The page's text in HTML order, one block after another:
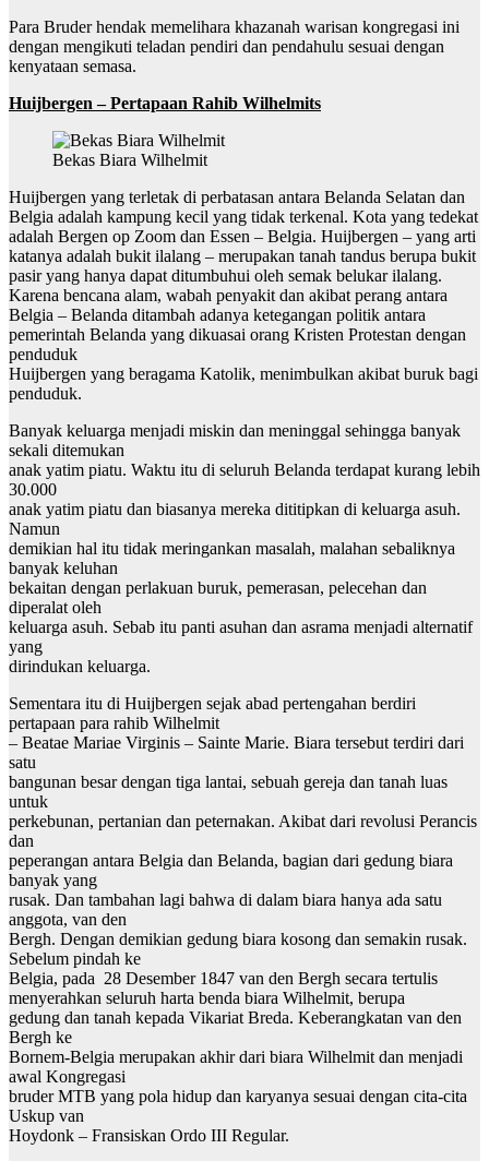
Para Bruder hendak memelihara khazanah warisan kongregasi ini
dengan mengikuti teladan pendiri dan pendahulu sesuai dengan
kenyataan semasa.
Huijbergen – Pertapaan Rahib Wilhelmits
Bekas Biara Wilhelmit
Huijbergen yang terletak di perbatasan antara Belanda Selatan dan
Belgia adalah kampung kecil yang tidak terkenal. Kota yang tedekat
adalah Bergen op Zoom dan Essen – Belgia. Huijbergen – yang arti
katanya adalah bukit ilalang – merupakan tanah tandus berupa bukit
pasir yang hanya dapat ditumbuhui oleh semak belukar ilalang.
Karena bencana alam, wabah penyakit dan akibat perang antara
Belgia – Belanda ditambah adanya ketegangan politik antara
pemerintah Belanda yang dikuasai orang Kristen Protestan dengan
penduduk
Huijbergen yang beragama Katolik, menimbulkan akibat buruk bagi
penduduk.
Banyak keluarga menjadi miskin dan meninggal sehingga banyak
sekali ditemukan
anak yatim piatu. Waktu itu di seluruh Belanda terdapat kurang lebih
30.000
anak yatim piatu dan biasanya mereka dititipkan di keluarga asuh.
Namun
demikian hal itu tidak meringankan masalah, malahan sebaliknya
banyak keluhan
bekaitan dengan perlakuan buruk, pemerasan, pelecehan dan
diperalat oleh
keluarga asuh. Sebab itu panti asuhan dan asrama menjadi alternatif
yang
dirindukan keluarga.
Sementara itu di Huijbergen sejak abad pertengahan berdiri
pertapaan para rahib Wilhelmit
– Beatae Mariae Virginis – Sainte Marie. Biara tersebut terdiri dari
satu
bangunan besar dengan tiga lantai, sebuah gereja dan tanah luas
untuk
perkebunan, pertanian dan peternakan. Akibat dari revolusi Perancis
dan
peperangan antara Belgia dan Belanda, bagian dari gedung biara
banyak yang
rusak. Dan tambahan lagi bahwa di dalam biara hanya ada satu
anggota, van den
Bergh. Dengan demikian gedung biara kosong dan semakin rusak.
Sebelum pindah ke
Belgia, pada 28 Desember 1847 van den Bergh secara tertulis
menyerahkan seluruh harta benda biara Wilhelmit, berupa
gedung dan tanah kepada Vikariat Breda. Keberangkatan van den
Bergh ke
Bornem-Belgia merupakan akhir dari biara Wilhelmit dan menjadi
awal Kongregasi
bruder MTB yang pola hidup dan karyanya sesuai dengan cita-cita
Uskup van
Hoydonk – Fransiskan Ordo III Regular.